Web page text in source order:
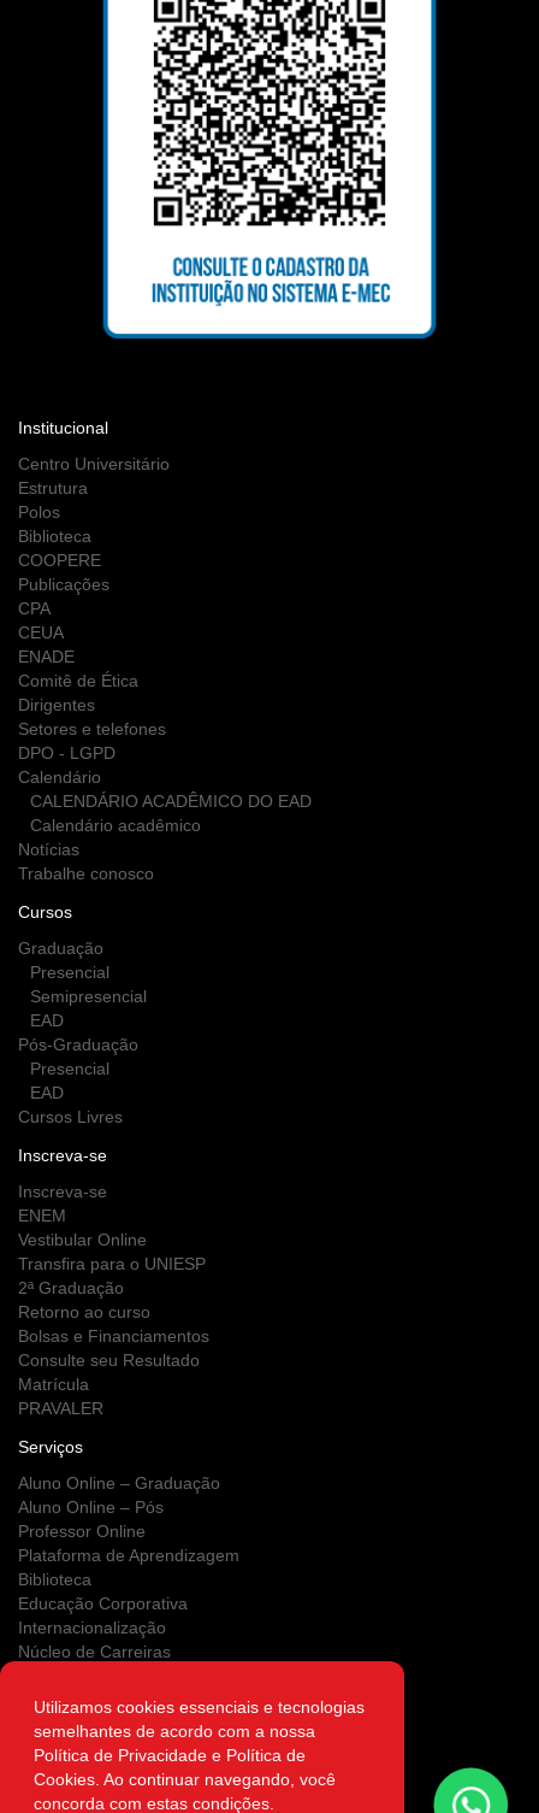
Utilizamos cookies essenciais e tecnologias
semelhantes de acordo com a nossa
Política de Privacidade e Política de
Cookies. Ao continuar navegando, você
concorda com estas condições.
Institucional
Centro Universitário
Estrutura
Polos
Biblioteca
COOPERE
Publicações
CPA
CEUA
ENADE
Comitê de Ética
Dirigentes
Setores e telefones
DPO - LGPD
Calendário
CALENDÁRIO ACADÊMICO DO EAD
Calendário acadêmico
Notícias
Trabalhe conosco
Cursos
Graduação
Presencial
Semipresencial
EAD
Pós-Graduação
Presencial
EAD
Cursos Livres
Inscreva-se
Inscreva-se
ENEM
Vestibular Online
Transfira para o UNIESP
2ª Graduação
Retorno ao curso
Bolsas e Financiamentos
Consulte seu Resultado
Matrícula
PRAVALER
Serviços
Aluno Online – Graduação
Aluno Online – Pós
Professor Online
Plataforma de Aprendizagem
Biblioteca
Educação Corporativa
Internacionalização
Núcleo de Carreiras
NUPS
Clínica Escola
Área do Egresso
Atendimento on-line
Autenticidade